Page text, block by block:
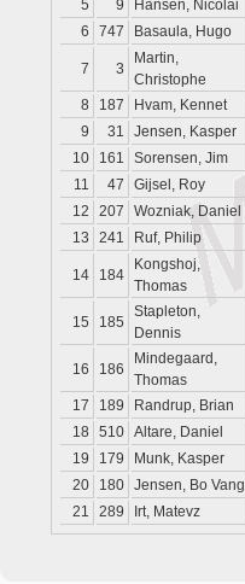
5
9 Hansen, Nicolai
6
747 Basaula, Hugo
7 3
Martin,
Christophe
8 187 Hvam, Kennet
9
31 Jensen, Kasper
10
161 Sorensen, Jim
11
47 Gijsel, Roy
12
207 Wozniak, Daniel
13
241 Ruf, Philip
14 184
Kongshoj,
Thomas
15 185
Stapleton,
Dennis
16 186
Mindegaard,
Thomas
17 189 Randrup, Brian
18
510 Altare, Daniel
19
179 Munk, Kasper
20
180 Jensen, Bo Vang
21
289 Irt, Matevz